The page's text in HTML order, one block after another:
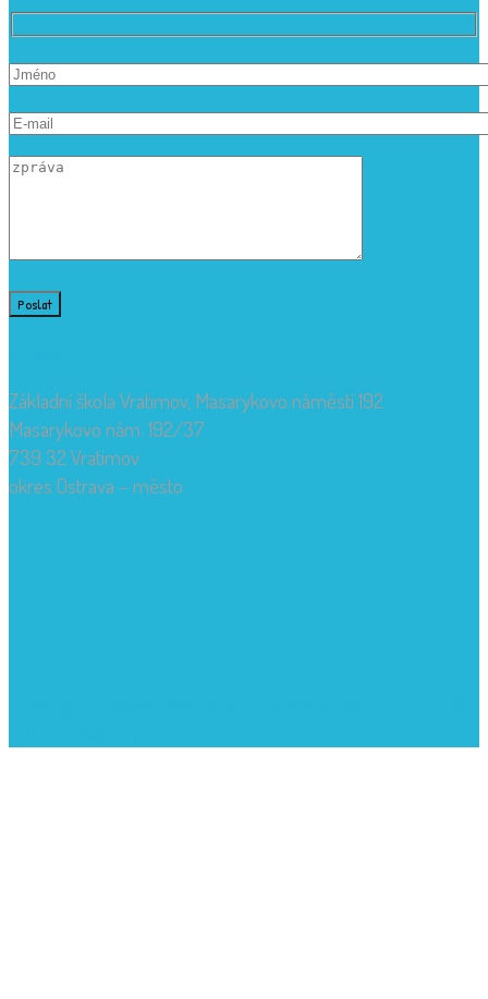
Základní škola Vratimov, Masarykovo náměstí 192
Masarykovo nám. 192/37
739 32 Vratimov
okres Ostrava – město